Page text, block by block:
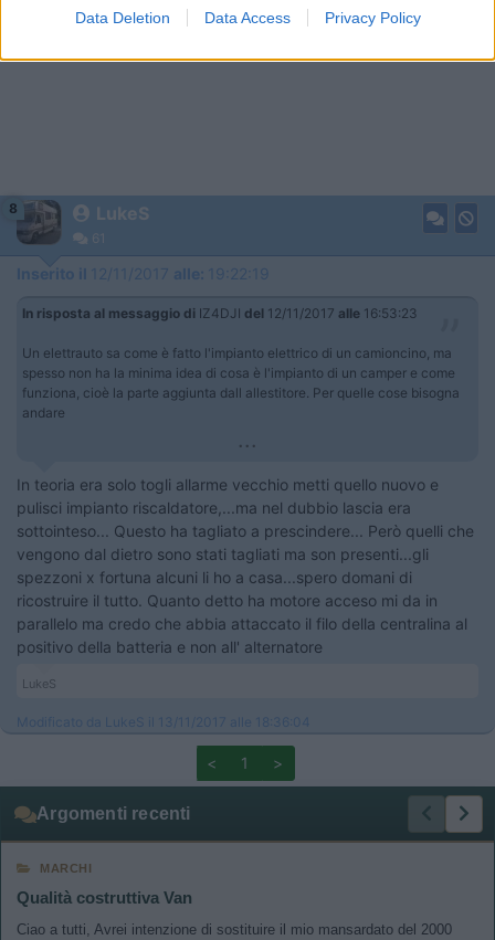
Data Deletion Data Access Privacy Policy
8 LukeS
61
Inserito il 12/11/2017 alle: 19:22:19
In risposta al messaggio di IZ4DJI del 12/11/2017 alle 16:53:23
Un elettrauto sa come è fatto l'impianto elettrico di un camioncino, ma
spesso non ha la minima idea di cosa è l'impianto di un camper e come
funziona, cioè la parte aggiunta dall allestitore. Per quelle cose bisogna
andare
...
In teoria era solo togli allarme vecchio metti quello nuovo e
pulisci impianto riscaldatore,...ma nel dubbio lascia era
sottointeso... Questo ha tagliato a prescindere... Però quelli che
vengono dal dietro sono stati tagliati ma son presenti...gli
spezzoni x fortuna alcuni li ho a casa...spero domani di
ricostruire il tutto. Quanto detto ha motore acceso mi da in
parallelo ma credo che abbia attaccato il filo della centralina al
positivo della batteria e non all' alternatore
LukeS
Modificato da LukeS il 13/11/2017 alle 18:36:04
< 1 >
Argomenti recenti
MARCHI
Qualità costruttiva Van
Ciao a tutti, Avrei intenzione di sostituire il mio mansardato del 2000